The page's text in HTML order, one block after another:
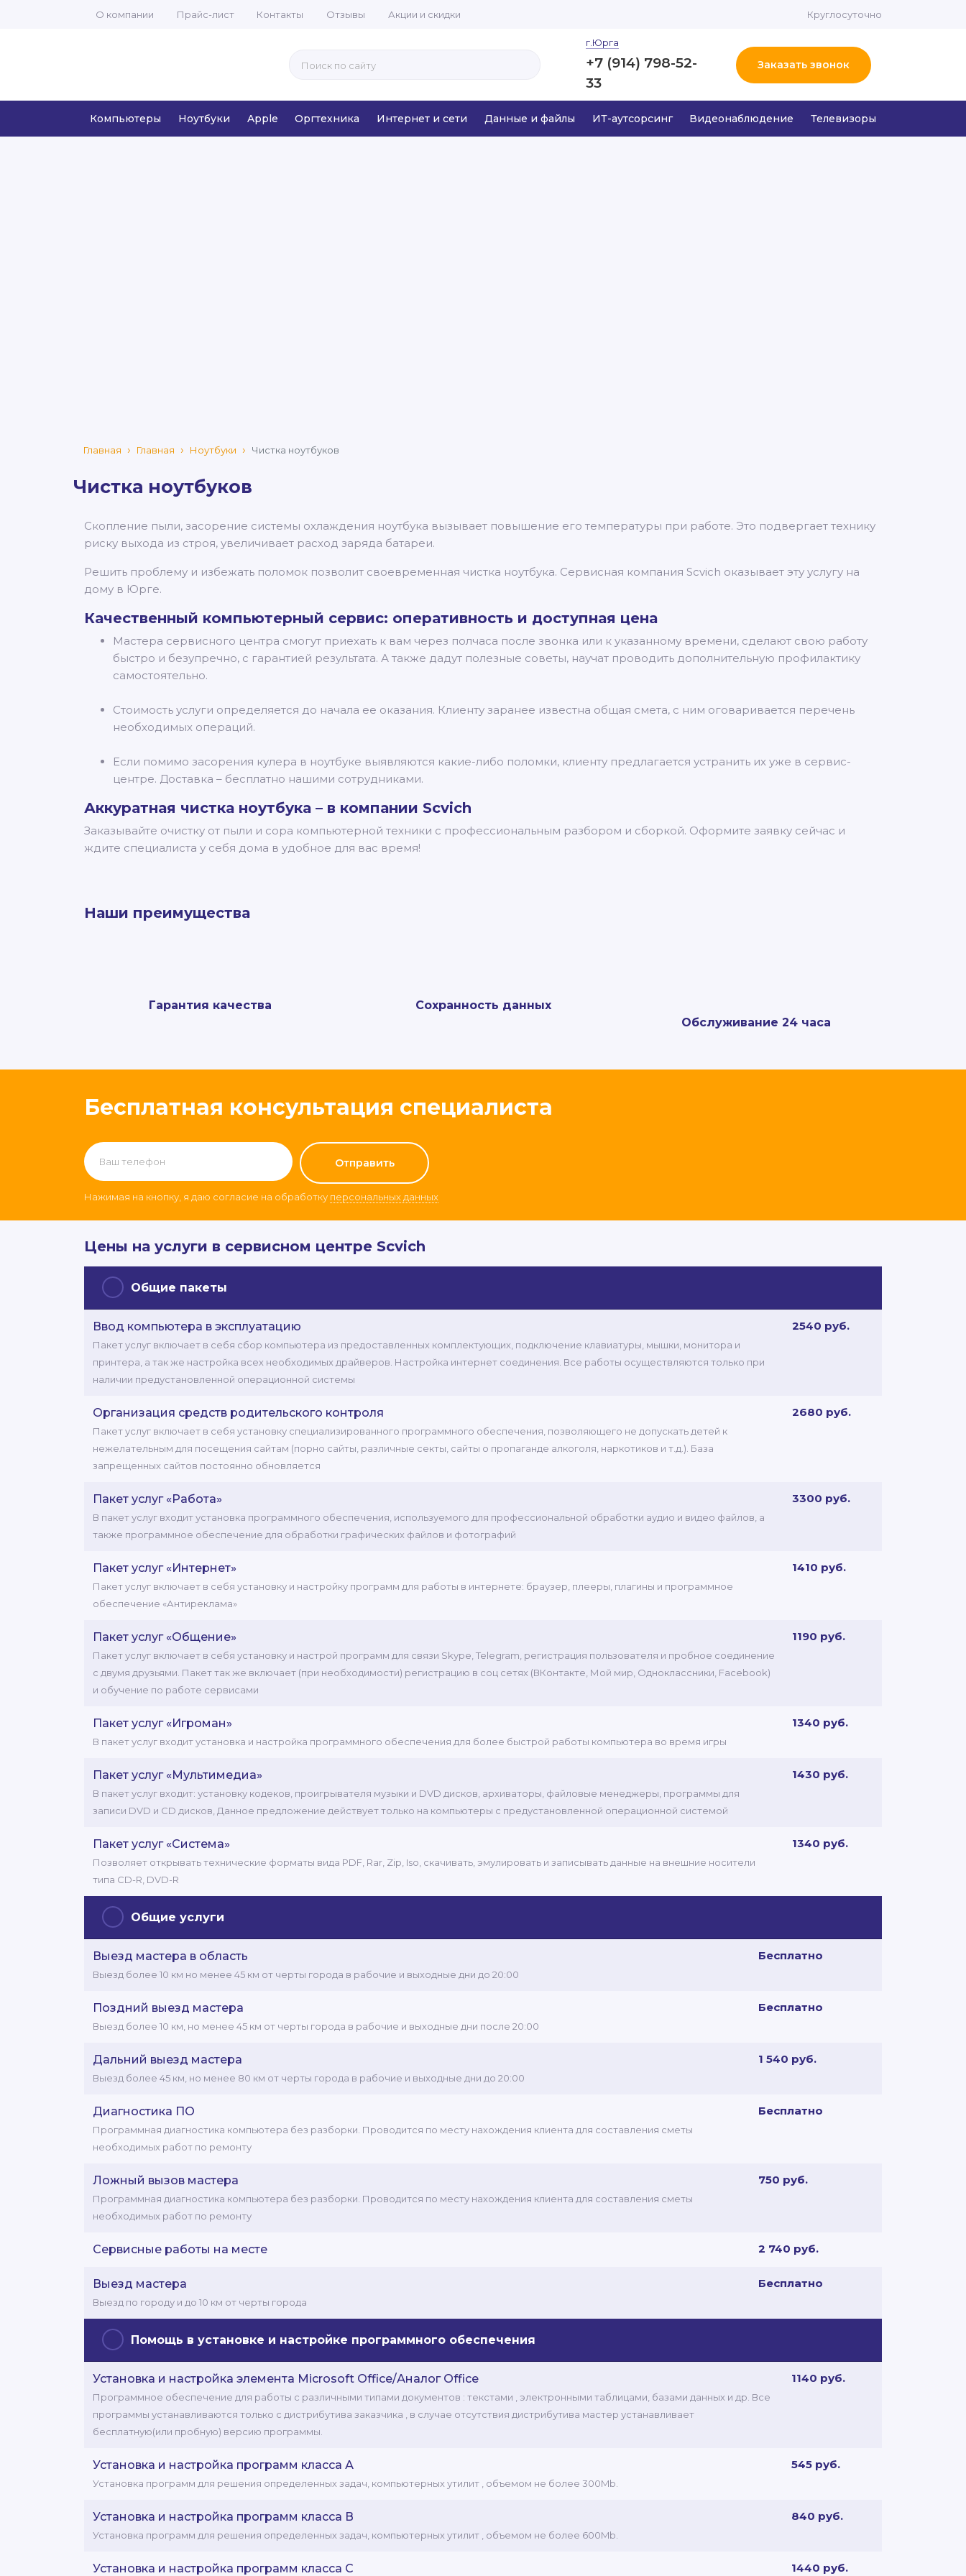
О компании Прайс-лист Контакты Отзывы Акции и скидки Круглосуточно
г.Юрга
+7 (914) 798-52-
33
Заказать звонок
Компьютеры Ноутбуки Apple Оргтехника Интернет и сети Данные и файлы ИТ-аутсорсинг Видеонаблюдение Телевизоры
Главная Главная Ноутбуки Чистка ноутбуков
Чистка ноутбуков
Скопление пыли, засорение системы охлаждения ноутбука вызывает повышение его температуры при работе. Это подвергает технику
риску выхода из строя, увеличивает расход заряда батареи.
Решить проблему и избежать поломок позволит своевременная чистка ноутбука. Сервисная компания Scvich оказывает эту услугу на
дому в Юрге.
Качественный компьютерный сервис: оперативность и доступная цена
Мастера сервисного центра смогут приехать к вам через полчаса после звонка или к указанному времени, сделают свою работу
быстро и безупречно, с гарантией результата. А также дадут полезные советы, научат проводить дополнительную профилактику
самостоятельно.
Стоимость услуги определяется до начала ее оказания. Клиенту заранее известна общая смета, с ним оговаривается перечень
необходимых операций.
Если помимо засорения кулера в ноутбуке выявляются какие-либо поломки, клиенту предлагается устранить их уже в сервис-
центре. Доставка – бесплатно нашими сотрудниками.
Аккуратная чистка ноутбука – в компании Scvich
Заказывайте очистку от пыли и сора компьютерной техники с профессиональным разбором и сборкой. Оформите заявку сейчас и
ждите специалиста у себя дома в удобное для вас время!
Наши преимущества
Гарантия качества
Сохранность данных
Обслуживание 24 часа
Бесплатная консультация специалиста
Нажимая на кнопку, я даю согласие на обработку персональных данных
Цены на услуги в сервисном центре Scvich
Общие пакеты
Ввод компьютера в эксплуатацию
Пакет услуг включает в себя сбор компьютера из предоставленных комплектующих, подключение клавиатуры, мышки, монитора и
принтера, а так же настройка всех необходимых драйверов. Настройка интернет соединения. Все работы осуществляются только при
наличии предустановленной операционной системы
2540 руб.
Организация средств родительского контроля
Пакет услуг включает в себя установку специализированного программного обеспечения, позволяющего не допускать детей к
нежелательным для посещения сайтам (порно сайты, различные секты, сайты о пропаганде алкоголя, наркотиков и т.д.). База
запрещенных сайтов постоянно обновляется
2680 руб.
Пакет услуг «Работа»
В пакет услуг входит установка программного обеспечения, используемого для профессиональной обработки аудио и видео файлов, а
также программное обеспечение для обработки графических файлов и фотографий
3300 руб.
Пакет услуг «Интернет»
Пакет услуг включает в себя установку и настройку программ для работы в интернете: браузер, плееры, плагины и программное
обеспечение «Антиреклама»
1410 руб.
Пакет услуг «Общение»
Пакет услуг включает в себя установку и настрой программ для связи Skype, Telegram, регистрация пользователя и пробное соединение
с двумя друзьями. Пакет так же включает (при необходимости) регистрацию в соц сетях (ВКонтакте, Мой мир, Одноклассники, Facebook)
и обучение по работе сервисами
1190 руб.
Пакет услуг «Игроман»
В пакет услуг входит установка и настройка программного обеспечения для более быстрой работы компьютера во время игры
1340 руб.
Пакет услуг «Мультимедиа»
В пакет услуг входит: установку кодеков, проигрывателя музыки и DVD дисков, архиваторы, файловые менеджеры, программы для
записи DVD и CD дисков, Данное предложение действует только на компьютеры с предустановленной операционной системой
1430 руб.
Пакет услуг «Система»
Позволяет открывать технические форматы вида PDF, Rar, Zip, Iso, скачивать, эмулировать и записывать данные на внешние носители
типа СD-R, DVD-R
1340 руб.
Общие услуги
Выезд мастера в область
Выезд более 10 км но менее 45 км от черты города в рабочие и выходные дни до 20:00
Бесплатно
Поздний выезд мастера
Выезд более 10 км, но менее 45 км от черты города в рабочие и выходные дни после 20:00
Бесплатно
Дальний выезд мастера
Выезд более 45 км, но менее 80 км от черты города в рабочие и выходные дни до 20:00
1 540 руб.
Диагностика ПО
Программная диагностика компьютера без разборки. Проводится по месту нахождения клиента для составления сметы
необходимых работ по ремонту
Бесплатно
Ложный вызов мастера
Программная диагностика компьютера без разборки. Проводится по месту нахождения клиента для составления сметы
необходимых работ по ремонту
750 руб.
Сервисные работы на месте 2 740 руб.
Выезд мастера
Выезд по городу и до 10 км от черты города
Бесплатно
Помощь в установке и настройке программного обеспечения
Установка и настройка элемента Microsoft Office/Аналог Office
Программное обеспечение для работы с различными типами документов : текстами , электронными таблицами, базами данных и др. Все
программы устанавливаются только с дистрибутива заказчика , в случае отсутствия дистрибутива мастер устанавливает
бесплатную(или пробную) версию программы.
1140 руб.
Установка и настройка программ класса А
Установка программ для решения определенных задач, компьютерных утилит , объемом не более 300Mb.
545 руб.
Установка и настройка программ класса В
Установка программ для решения определенных задач, компьютерных утилит , объемом не более 600Mb.
840 руб.
Установка и настройка программ класса C 1440 руб.